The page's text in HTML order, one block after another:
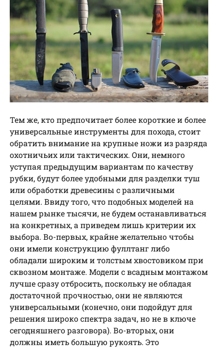
Тем же, кто предпочитает более короткие и более
универсальные инструменты для похода, стоит
обратить внимание на крупные ножи из разряда
охотничьих или тактических. Они, немного
уступая предыдущим вариантам по качеству
рубки, будут более удобными для разделки туш
или обработки древесины с различными
целями. Ввиду того, что подобных моделей на
нашем рынке тысячи, не будем останавливаться
на конкретных, а приведем лишь критерии их
выбора. Во-первых, крайне желательно чтобы
они имели конструкцию фуллтанг либо
обладали широким и толстым хвостовиком при
сквозном монтаже. Модели с всадным монтажом
лучше сразу отбросить, поскольку не обладая
достаточной прочностью, они не являются
универсальными (конечно, они подойдут для
решения широко спектра задач, но не в ключе
сегодняшнего разговора). Во-вторых, они
должны иметь большую рукоять. Это